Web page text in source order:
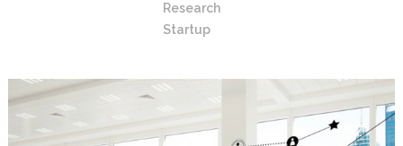
Research
Startup